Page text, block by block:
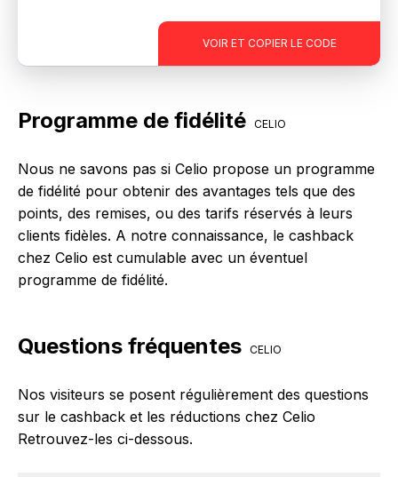
VOIR ET COPIER LE CODE
Programme de fidélité CELIO
Nous ne savons pas si Celio propose un programme
de fidélité pour obtenir des avantages tels que des
points, des remises, ou des tarifs réservés à leurs
clients fidèles. A notre connaissance, le cashback
chez Celio est cumulable avec un éventuel
programme de fidélité.
Questions fréquentes CELIO
Nos visiteurs se posent régulièrement des questions
sur le cashback et les réductions chez Celio
Retrouvez-les ci-dessous.